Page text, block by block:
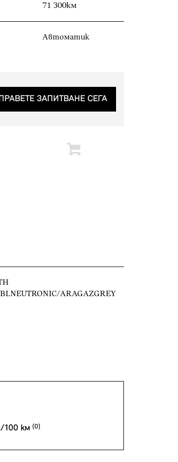
71 300км
Автоматик
ЗАПИТВАНЕ СЕГА
ARAGAZGREY
100 км